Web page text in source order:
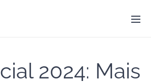
2024: Mais